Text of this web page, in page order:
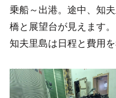
乗船～出港。途中、知
橋と展望台が見えます。
知夫里島は日程と費用